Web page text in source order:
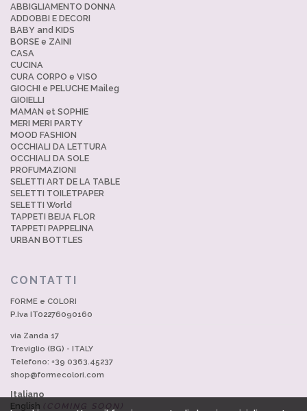
ABBIGLIAMENTO DONNA
ADDOBBI E DECORI
BABY and KIDS
BORSE e ZAINI
CASA
CUCINA
CURA CORPO e VISO
GIOCHI e PELUCHE Maileg
GIOIELLI
MAMAN et SOPHIE
MERI MERI PARTY
MOOD FASHION
OCCHIALI DA LETTURA
OCCHIALI DA SOLE
PROFUMAZIONI
SELETTI ART DE LA TABLE
SELETTI TOILETPAPER
SELETTI World
TAPPETI BEIJA FLOR
TAPPETI PAPPELINA
URBAN BOTTLES
CONTATTI
FORME e COLORI
P.Iva IT02276090160
via Zanda 17
Treviglio (BG) - ITALY
Telefono: +39 0363.45237
shop@formecolori.com
Italiano
English (COMING SOON)